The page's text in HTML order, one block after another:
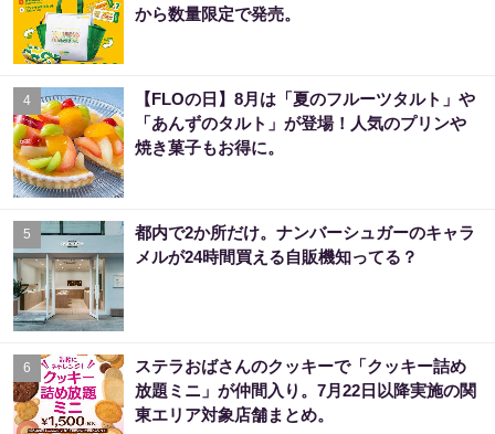
から数量限定で発売。
4
【FLOの日】8月は「夏のフルーツタルト」や
「あんずのタルト」が登場！人気のプリンや
焼き菓子もお得に。
5
都内で2か所だけ。ナンバーシュガーのキャラ
メルが24時間買える自販機知ってる？
6
ステラおばさんのクッキーで「クッキー詰め
放題ミニ」が仲間入り。7月22日以降実施の関
東エリア対象店舗まとめ。